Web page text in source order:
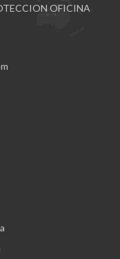
OFICINA